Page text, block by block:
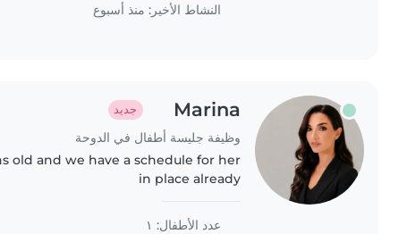
النشاط الأخير: منذ أسبوع
Marina جديد
وظيفة جليسة أطفال في الدوحة
old and we have a schedule for her
in place already
عدد الأطفال: ١